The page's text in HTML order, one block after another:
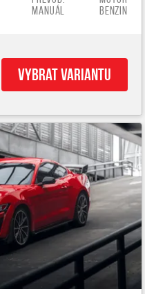
manuál
benzin
Vybrat variantu